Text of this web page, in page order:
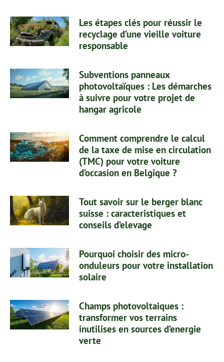
Les étapes clés pour réussir le
recyclage d’une vieille voiture
responsable
Subventions panneaux
photovoltaïques : Les démarches
à suivre pour votre projet de
hangar agricole
Comment comprendre le calcul
de la taxe de mise en circulation
(TMC) pour votre voiture
d’occasion en Belgique ?
Tout savoir sur le berger blanc
suisse : caracteristiques et
conseils d’elevage
Pourquoi choisir des micro-
onduleurs pour votre installation
solaire
Champs photovoltaiques :
transformer vos terrains
inutilises en sources d’energie
verte